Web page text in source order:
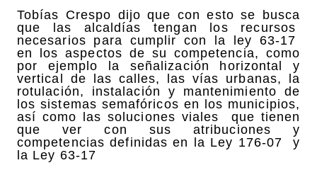
Tobías Crespo dijo que con esto se busca
que las alcaldías tengan los recursos
necesarios para cumplir con la ley 63-17
en los aspectos de su competencia, como
por ejemplo la señalización horizontal y
vertical de las calles, las vías urbanas, la
rotulación, instalación y mantenimiento de
los sistemas semafóricos en los municipios,
así como las soluciones viales que tienen
que ver con sus atribuciones y
competencias definidas en la Ley 176-07 y
la Ley 63-17